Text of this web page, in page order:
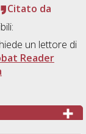
Citato da
un lettore di
Reader